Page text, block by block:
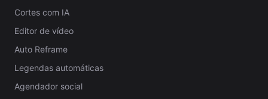
Cortes com IA
Editor de vídeo
Auto Reframe
Legendas automáticas
Agendador social